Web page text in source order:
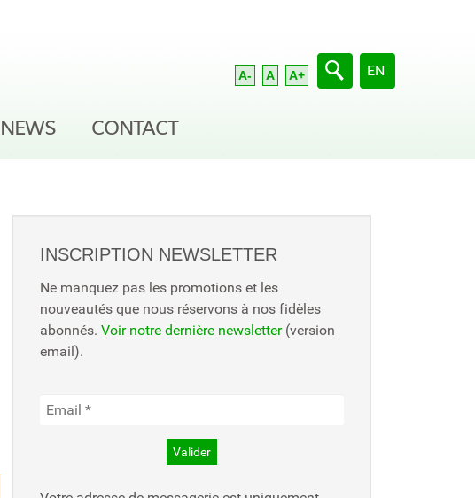
A- A A+
Sélectionnez votre
EN
NEWS CONTACT
INSCRIPTION NEWSLETTER
Ne manquez pas les promotions et les
nouveautés que nous réservons à nos fidèles
abonnés.Voir notre dernière newsletter(version
email).